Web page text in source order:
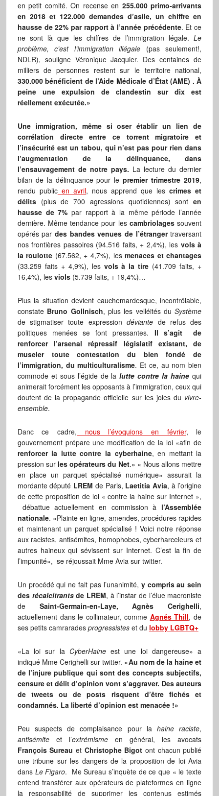
en petit comité. On recense en 255.000 primo-arrivants
en 2018 et 122.000 demandes d’asile, un chiffre en
hausse de 22% par rapport à l’année précédente. Et ce
ne sont là que les chiffres de l’immigration légale.Le
problème, c’est l’immigration illégale (pas seulement!,
NDLR), souligne Véronique Jacquier. Des centaines de
milliers de personnes restent sur le territoire national,
330.000 bénéficient de l’Aide Médicale d’État (AME) . À
peine une expulsion de clandestin sur dix est
réellement exécutée.»
Une immigration, même si oser établir un lien de
corrélation directe entre ce torrent migratoire et
l’insécurité est un tabou, qui n’est pas pour rien dans
l’augmentation de la délinquance, dans
l’ensauvagement de notre pays. La lecture du dernier
bilan de la délinquance pour le premier trimestre 2019,
rendu publicen avril, nous apprend que les crimes et
délits(plus de 700 agressions quotidiennes) sonten
hausse de 7% par rapport à la même période l’année
dernière. Même tendance pour les cambriolagessouvent
opérés par des bandes venues de l’étrangertraversant
nos frontières passoires (94.516 faits, + 2,4%), les vols à
la roulotte (67.562, + 4,7%), lesmenaces et chantages
(33.259 faits + 4,9%), lesvols à la tire (41.709 faits, +
16,4%), lesviols(5.739 faits, + 19,4%)…
Plus la situation devient cauchemardesque, incontrôlable,
constate Bruno Gollnisch, plus les velléités du Système
de stigmatiser toute expression déviante de refus des
politiques menées se font pressantes. Il s’agit de
renforcer l’arsenal répressif législatif existant, de
museler toute contestation du bien fondé de
l’immigration, du multiculturalisme. Et ce, au nom bien
commode et sous l’égide de lalutte contre la haine qui
animerait forcément les opposants à l’immigration, ceux qui
doutent de la propagande officielle sur les joies du vivre-
ensemble.
Danc ce cadre, nous l’évoquions en février, le
gouvernement prépare une modification de la loi «afin de
renforcer la lutte contre la cyberhaine, en mettant la
pression sur les opérateurs du Net.» « Nous allons mettre
en place un parquet spécialisé numérique» assurait la
mordante député LREM de Paris, Laetitia Avia, à l’origine
de cette proposition de loi « contre la haine sur Internet »,
débattue actuellement en commission à l’Assemblée
nationale. «Plainte en ligne, amendes, procédures rapides
et maintenant un parquet spécialisé ! Voici notre réponse
aux racistes, antisémites, homophobes, cyberharceleurs et
autres haineux qui sévissent sur Internet. C’est la fin de
l’impunité», se réjoussait Mme Avia sur twitter.
Un procédé qui ne fait pas l’unanimité, y compris au sein
des récalcitrantsde LREM, à l’instar de l’élue macroniste
de Saint-Germain-en-Laye, Agnès Cerighelli,
actuellement dans le collimateur, comme Agnés Thill, de
ses petits camraradesprogressisteset du lobby LGBTQ+
«La loi sur la CyberHaineest une loi dangereuse» a
indiqué Mme Cerighelli sur twitter. «Au nom de la haine et
de l’injure publique qui sont des concepts subjectifs,
censure et délit d’opinion vont s’aggraver. Des auteurs
de tweets ou de posts risquent d’être fichés et
condamnés. La liberté d’opinion est menacée !»
Peu suspects de complaisance pour la haine raciste,
antisémiteet l’extrémismeen général, les avocats
François Sureau et Christophe Bigot ont chacun publié
une tribune sur les dangers de la proposition de loi Avia
dansLe Figaro. Me Sureau s’inquète de ce que « le texte
entend transférer aux opérateurs de plateformes en ligne
la responsabilité de supprimer les contenus estimés